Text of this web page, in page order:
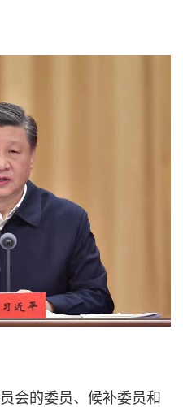
会的委员、候补委员和